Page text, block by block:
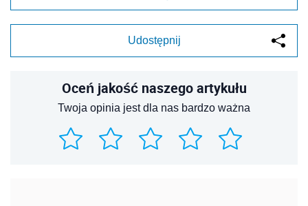
Udostępnij
Oceń jakość naszego artykułu
Twoja opinia jest dla nas bardzo ważna